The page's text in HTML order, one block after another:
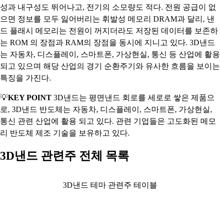
성과 내구성도 뛰어나고, 전기의 소모량도 적다. 전원 공급이 없
으면 정보를 모두 잃어버리는 휘발성 메모리 DRAM과 달리, 낸
드 플래시 메모리는 전원이 꺼지더라도 저장된 데이터를 보존하
는 ROM 의 장점과 RAM의 장점을 동시에 지니고 있다. 3D낸드
는 자동차, 디스플레이, 스마트폰, 가상현실, 통신 등 산업에 활용
되고 있으며 해당 산업의 경기 순환주기와 유사한 흐름을 보이는
특징을 가진다.
💡KEY POINT 3D낸드는 평면낸드 회로를 세로로 쌓은 제품으
로, 3D낸드 반도체는 자동차, 디스플레이, 스마트폰, 가상현실,
통신 관련 산업에 활용 되고 있다. 관련 기업들은 고도화된 메모
리 반도체 제조 기술을 보유하고 있다.
3D낸드 관련주 전체 목록
3D낸드 테마 관련주 테이블